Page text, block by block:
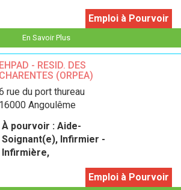
Emploi à Pourvoir
En Savoir Plus
EHPAD - RESID. DES
CHARENTES (ORPEA)
6 rue du port thureau
16000 Angoulême
À pourvoir : Aide-
Soignant(e), Infirmier -
Infirmière,
Emploi à Pourvoir